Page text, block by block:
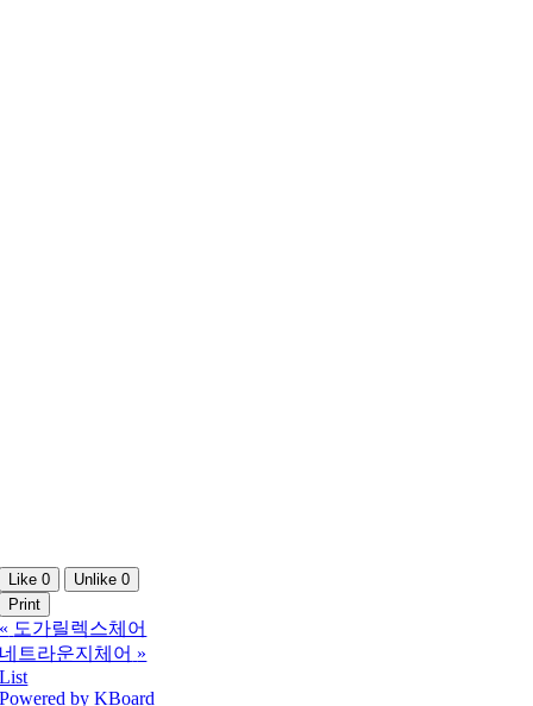
Like0 Unlike0
Print
« 도가릴렉스체어
네트라운지체어 »
List
Powered by KBoard